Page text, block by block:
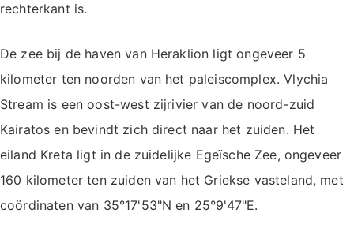
rechterkant is.
De zee bij de haven van Heraklion ligt ongeveer 5
kilometer ten noorden van het paleiscomplex. Vlychia
Stream is een oost-west zijrivier van de noord-zuid
Kairatos en bevindt zich direct naar het zuiden. Het
eiland Kreta ligt in de zuidelijke Egeïsche Zee, ongeveer
160 kilometer ten zuiden van het Griekse vasteland, met
coördinaten van 35°17'53"N en 25°9'47"E.